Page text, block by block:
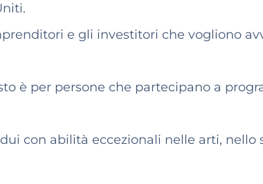
e gli investitori che vogliono
è per persone che partecipano a
con abilità eccezionali nelle arti, nello